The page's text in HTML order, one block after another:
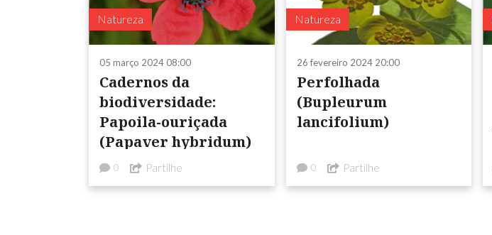
Natureza
05 março 2024 08:00
Cadernos da
biodiversidade:
Papoila-ouriçada
(Papaver hybridum)
0 Partilhe
Natureza
26 fevereiro 2024 20:00
Perfolhada
(Bupleurum
lancifolium)
0 Partilhe